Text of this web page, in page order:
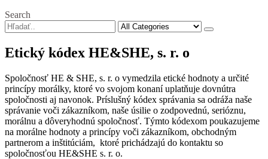
Search
Etický kódex HE&SHE, s. r. o
Spoločnosť HE & SHE, s. r. o vymedzila etické hodnoty a určité
princípy morálky, ktoré vo svojom konaní uplatňuje dovnútra
spoločnosti aj navonok. Príslušný kódex správania sa odráža naše
správanie voči zákazníkom, naše úsilie o zodpovednú, serióznu,
morálnu a dôveryhodnú spoločnosť. Týmto kódexom poukazujeme
na morálne hodnoty a princípy voči zákazníkom, obchodným
partnerom a inštitúciám, ktoré prichádzajú do kontaktu so
spoločnosťou HE&SHE s. r. o.